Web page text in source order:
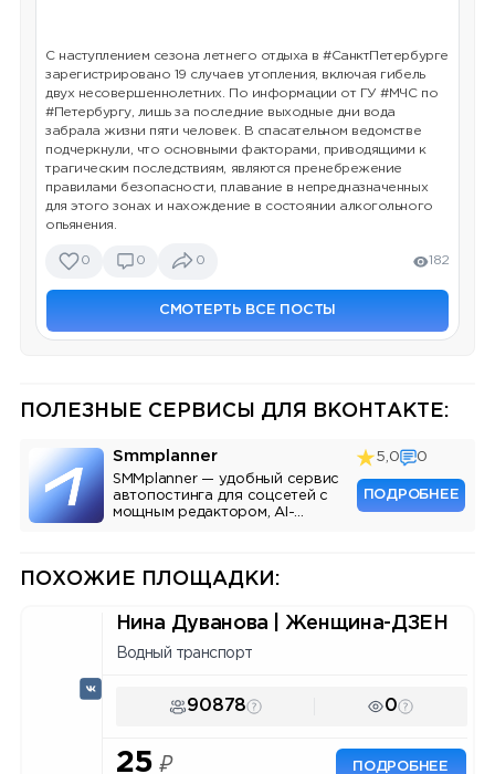
С наступлением сезона летнего отдыха в #СанктПетербурге
зарегистрировано 19 случаев утопления, включая гибель
двух несовершеннолетних. По информации от ГУ #МЧС по
#Петербургу, лишь за последние выходные дни вода
забрала жизни пяти человек. В спасательном ведомстве
подчеркнули, что основными факторами, приводящими к
трагическим последствиям, являются пренебрежение
правилами безопасности, плавание в непредназначенных
для этого зонах и нахождение в состоянии алкогольного
опьянения.
0 0 0 182
СМОТЕРТЬ ВСЕ ПОСТЫ
ПОЛЕЗНЫЕ СЕРВИСЫ ДЛЯ ВКОНТАКТЕ:
Smmplanner
SMMplanner — удобный сервис
автопостинга для соцсетей с
мощным редактором, AI-
5,0 0
ПОДРОБНЕЕ
ПОХОЖИЕ ПЛОЩАДКИ:
Нина Дуванова | Женщина-ДЗЕН
Водный транспорт
90878 0
25 ₽ ПОДРОБНЕЕ